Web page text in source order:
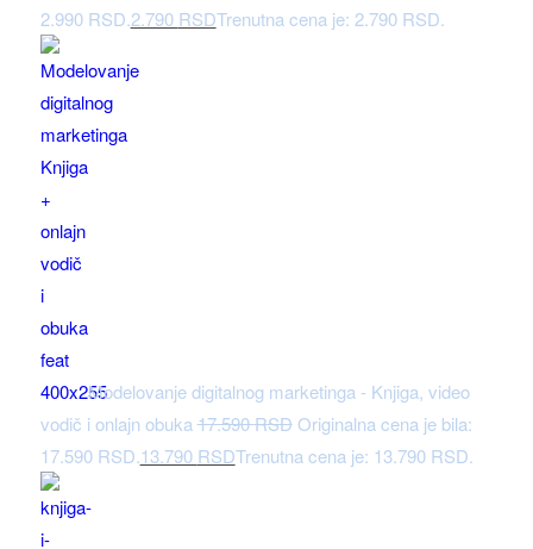
2.990 RSD.2.790 RSDTrenutna cena je: 2.790 RSD.
Modelovanje digitalnog marketinga - Knjiga, video
vodič i onlajn obuka 17.590RSD Originalna cena je bila:
17.590 RSD.13.790 RSDTrenutna cena je: 13.790 RSD.